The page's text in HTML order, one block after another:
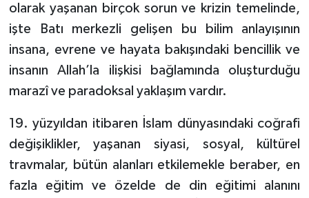
olarak yaşanan birçok sorun ve krizin temelinde,
işte Batı merkezli gelişen bu bilim anlayışının
insana, evrene ve hayata bakışındaki bencillik ve
insanın Allah’la ilişkisi bağlamında oluşturduğu
marazî ve paradoksal yaklaşım vardır.
19. yüzyıldan itibaren İslam dünyasındaki coğrafi
değişiklikler, yaşanan siyasi, sosyal, kültürel
travmalar, bütün alanları etkilemekle beraber, en
fazla eğitim ve özelde de din eğitimi alanını